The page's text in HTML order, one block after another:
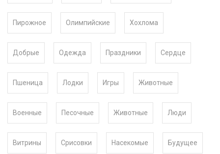
Пирожное Олимпийские Хохлома
Добрые Одежда Праздники Сердце
Пшеница Лодки Игры Животные
Военные Песочные Животные Люди
Витрины Срисовки Насекомые Будущее